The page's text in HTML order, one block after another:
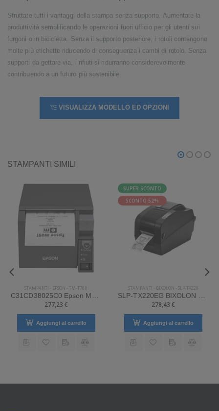
Sfruttate tutti i vantaggi della stampa senza supporto. Aumentate la
produttività semplificando le operazioni fuori ufficio per gli utenti sui
furgoni o in bicicletta. Senza il supporto posteriore, i rotoli contengono
molte più etichette riducendo di conseguenza i cambi di rotolo. Senza
supporti da gettare via, i rifiuti si ridurranno considerevolmente
contribuendo a un futuro più sostenibile.
VISUALIZZA MODELLO ED OPZIONI
STAMPANTI SIMILI
STAMPANTI - EPSON - TM-T70II
277,23 €
Aggiungi al carrello
SUPER SCONTO
SCONTO 52%
STAMPANTI - BIXOLON - SLP-TX220
278,43 €
Aggiungi al carrello